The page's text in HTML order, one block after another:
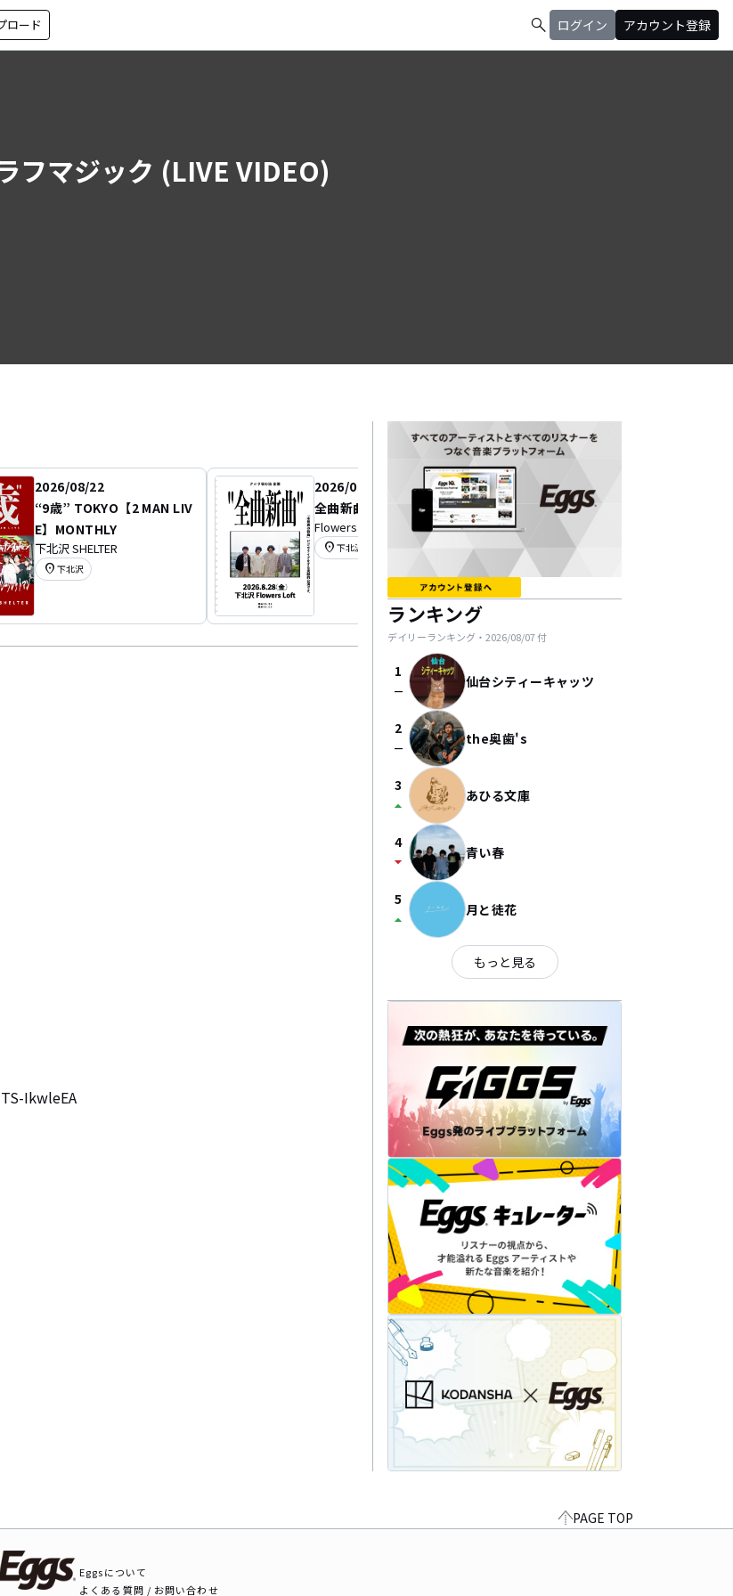
ロード search ログイン アカウント登録
フマジック (LIVE VIDEO)
2026/08/22
“9歳” TOKYO【2 MAN LIV
E】MONTHLY
下北沢 SHELTER
location_on 下北沢
2026/08/28
全曲新曲
Flowers Loft
location_on 下北沢
2026/10/04
Wake me up!!!
IkwleEA
ランキング
デイリーランキング・ 2026/08/07付
1
check_indeterminate_small 仙台シティーキャッツ
2
check_indeterminate_small the奥歯's
3
arrow_drop_up あひる文庫
4
arrow_drop_down 青い春
5
arrow_drop_up 月と徒花
もっと見る
PAGE TOP
Eggsについて
よくある質問 / お問い合わせ